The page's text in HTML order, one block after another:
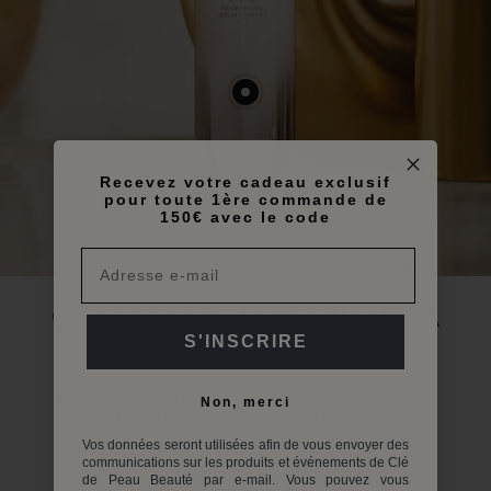
Show
Brightening
Supreme
COMPLEXION POWERED BY A
RADIANCE EXPERTISE
Clé de Peau Beauté has been pushing back the boundaries of
release each woman’s potential for radiance. Unmatched
sensoriality, technological innovation, long-lasting skincare and
intuitive application techniques all come together to take
Recevez votre cadeau exclusif
pour toute 1ère commande de
150€ avec le code
S'INSCRIRE
Non, merci
Vos données seront utilisées afin de vous envoyer des
communications sur les produits et événements de Clé
de Peau Beauté par e-mail. Vous pouvez vous